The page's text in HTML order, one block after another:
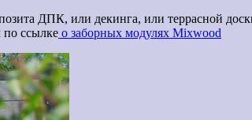
ДПК, или декинга, или террасной
по ссылке о заборных модулях Mixwood